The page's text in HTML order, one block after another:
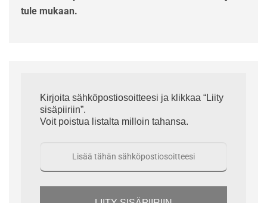
tule mukaan.
Kirjoita sähköpostiosoitteesi ja klikkaa “Liity
sisäpiiriin”.
Voit poistua listalta milloin tahansa.